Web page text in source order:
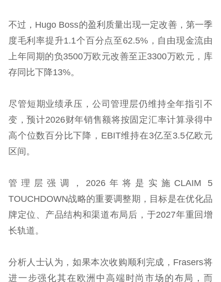
不过，Hugo Boss的盈利质量出现一定改善，第一季
度毛利率提升1.1个百分点至62.5%，自由现金流由
上年同期的负3500万欧元改善至正3300万欧元，库
存同比下降13%。
尽管短期业绩承压，公司管理层仍维持全年指引不
变，预计2026财年销售额将按固定汇率计算录得中
高个位数百分比下降，EBIT维持在3亿至3.5亿欧元
区间。
管理层强调，2026年将是实施CLAIM 5
TOUCHDOWN战略的重要调整期，目标是在优化品
牌定位、产品结构和渠道布局后，于2027年重回增
长轨道。
分析人士认为，如果本次收购顺利完成，Frasers将
进一步强化其在欧洲中高端时尚市场的布局，而